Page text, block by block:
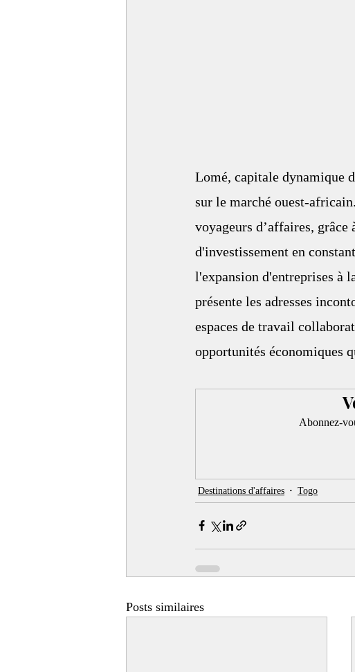
Lomé, capitale dynamique
sur le marché ouest-
voyageurs d’affaires,
d'investissement en
l'expansion d'entreprises à
présente les adresses
espaces de travail
opportunités économiques
Abonnez-
Destinations d'affaires Togo
Posts similaires